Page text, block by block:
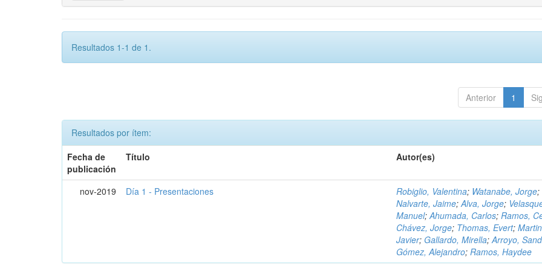
Resultados 1-1 de 1.
Anterior 1
Resultados por ítem:
Fecha de
publicación
Título Autor(es)
nov-2019 Día 1 - Presentaciones Robiglio, Valentina; Watanabe, Jorge;
Nalvarte, Jaime;Alva, Jorge;
Manuel;Ahumada, Carlos;Ramos,
Chávez, Jorge; Thomas, Evert;
Javier; Gallardo, Mirella;Arroyo,
Gómez, Alejandro;Ramos, Haydee